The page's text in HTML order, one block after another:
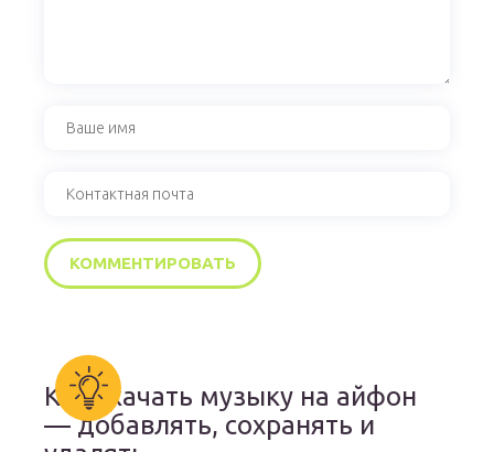
Как скачать музыку на айфон
— добавлять, сохранять и